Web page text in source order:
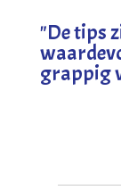
"De tips
grappig